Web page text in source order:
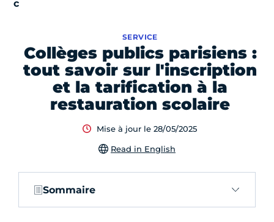
Collèges publics parisiens :
tout savoir sur l'inscription
et la tarification à la
restauration scolaire
SERVICE
Mise à jour le 28/05/2025
Read in English
Sommaire